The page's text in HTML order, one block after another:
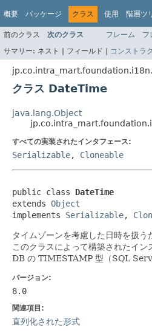
概要 パッケージ クラス 使用 階層ツ
前のクラス 次のクラス フレーム フ
サマリー: ネスト | フィールド | コンストラ
クラス DateTime
java.lang.Object
すべての実装されたインタフェース:
Serializable, Cloneable
public class DateTime
extends Object
implements Serializable,
タイムゾーンを考慮した日時を扱う
このクラスによって構築されたイ
DB の TIMESTAMP 型（SQL
バージョン:
8.0
関連項目:
直列化された形式